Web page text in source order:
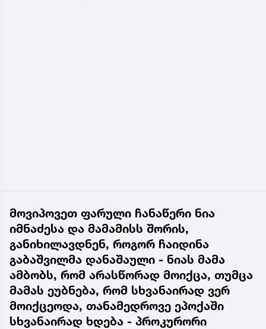
მოვიპოვეთ ფარული ჩანაწერი ნია
იმნაძესა და მამამისს შორის,
განიხილავდნენ, როგორ ჩაიდინა
გაბაშვილმა დანაშაული - ნიას მამა
ამბობს, რომ არასწორად მოიქცა, თუმცა
მამას ეუბნება, რომ სხვანაირად ვერ
მოიქცეოდა, თანამედროვე ეპოქაში
სხვანაირად ხდება - პროკურორი